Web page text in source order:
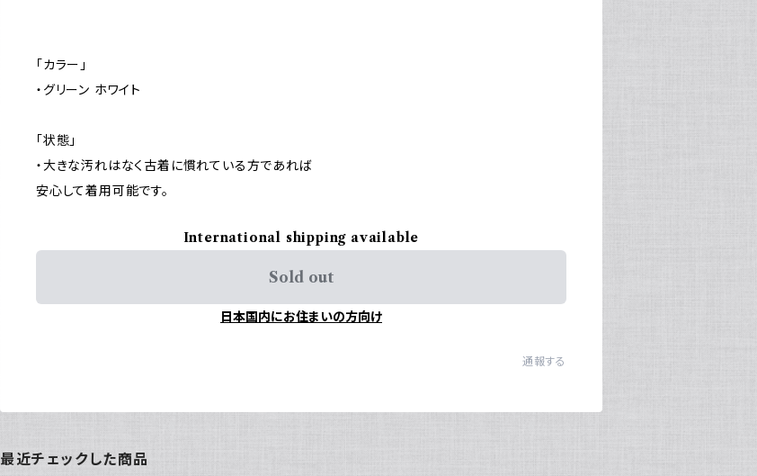
「カラー」
・グリーン ホワイト
「状態」
・大きな汚れはなく古着に慣れている方であれば
安心して着用可能です。
International shipping available
Sold out
日本国内にお住まいの方向け
通報する
最近チェックした商品